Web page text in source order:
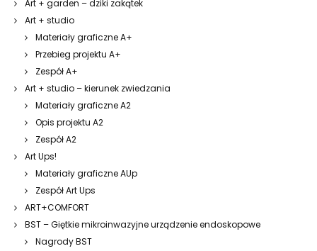
Art + garden – dziki zakątek
Art + studio
Materiały graficzne A+
Przebieg projektu A+
Zespół A+
Art + studio – kierunek zwiedzania
Materiały graficzne A2
Opis projektu A2
Zespół A2
Art Ups!
Materiały graficzne AUp
Zespół Art Ups
ART+COMFORT
BST – Giętkie mikroinwazyjne urządzenie endoskopowe
Nagrody BST